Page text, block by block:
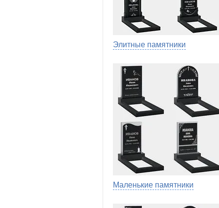
Элитные памятники
Маленькие памятники